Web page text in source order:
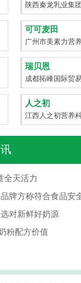
陕西秦龙乳业集
可可麦田
广州市美素力营
瑞贝恩
成都拓峰国际贸
人之初
江西人之初营养
全天活力
牌方称符合食品安
对新鲜好奶源
粉配方价值